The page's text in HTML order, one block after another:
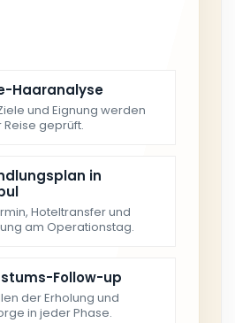
Haaranalyse
und Eignung werden
geprüft.
in
Hoteltransfer und
am Operationstag.
Follow-up
der Erholung und
in jeder Phase.